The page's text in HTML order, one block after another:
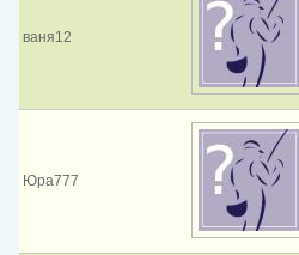
ваня12
Юра777